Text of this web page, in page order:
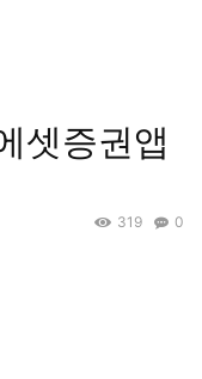
셋증권앱
0
319